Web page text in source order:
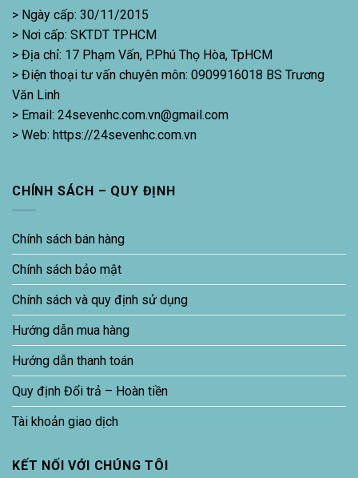
> Ngày cấp: 30/11/2015
> Nơi cấp: SKTDT TPHCM
> Địa chỉ: 17 Phạm Vấn, P.Phú Thọ Hòa, TpHCM
> Điện thoại tư vấn chuyên môn: 0909916018 BS Trương
Văn Linh
> Email: 24sevenhc.com.vn@gmail.com
> Web: https://24sevenhc.com.vn
CHÍNH SÁCH – QUY ĐỊNH
Chính sách bán hàng
Chính sách bảo mật
Chính sách và quy định sử dụng
Hướng dẫn mua hàng
Hướng dẫn thanh toán
Quy định Đổi trả – Hoàn tiền
Tài khoản giao dịch
KẾT NỐI VỚI CHÚNG TÔI